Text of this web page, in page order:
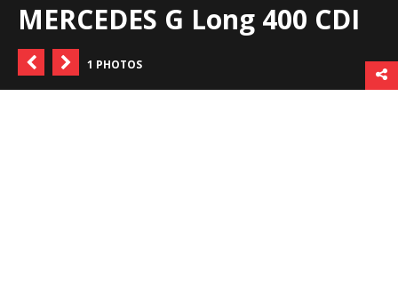
MERCEDES G Long 400 CDI
1 PHOTOS